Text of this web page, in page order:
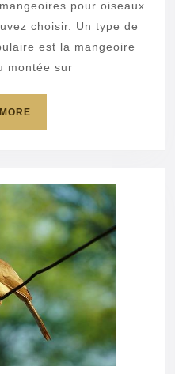
oiseau
sur
pied
dans
votre
pour oiseaux
choisir. Un type de
est la mangeoire
montée sur
READ